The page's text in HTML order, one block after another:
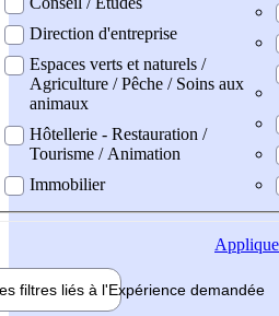
Direction d'entreprise
Espaces verts et naturels /
Agriculture / Pêche / Soins aux
animaux
Hôtellerie - Restauration /
Tourisme / Animation
Immobilier
filtres liés à l'Expérience demandée